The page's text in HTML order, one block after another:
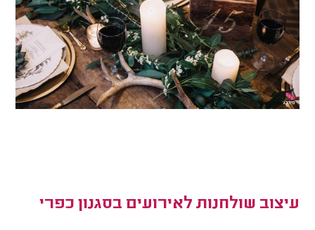
עיצוב שולחנות לאירועים בסגנון כפרי